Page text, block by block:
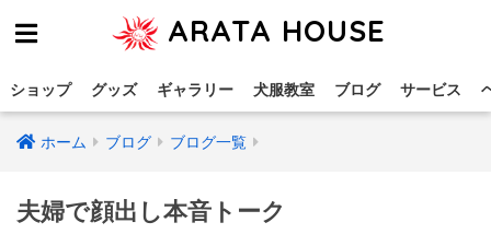
ARATA HOUSE
ショップ グッズ ギャラリー 犬服教室 ブログ サービス
ホーム ブログ ブログ一覧
夫婦で顔出し本音トーク